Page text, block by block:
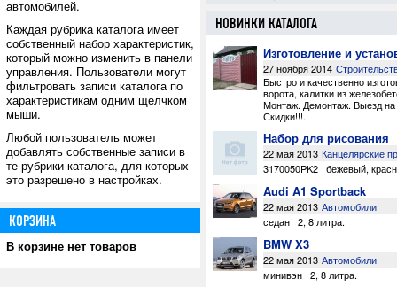
НОВИНКИ КАТАЛОГА
Изготовление и
27 ноября 2014
Быстро и качественно
ворота, калитки из
Монтаж. Демонтаж. Выезд на
Скидки!!!.
Набор для рисования
22 мая 2013 Канцелярские
3170050PK2 бежевый,
Audi A1 Sportback
22 мая 2013 Автомобили
седан 2, 8 литра.
BMW X3
22 мая 2013 Автомобили
минивэн 2, 8 литра.
автомобилей.
Каждая рубрика каталога имеет
собственный набор характеристик,
который можно изменить в панели
управления. Пользователи могут
фильтровать записи каталога по
характеристикам одним щелчком
мыши.
Любой пользователь может
добавлять собственные записи в
те рубрики каталога, для которых
это разрешено в настройках.
КОРЗИНА
В корзине нет товаров